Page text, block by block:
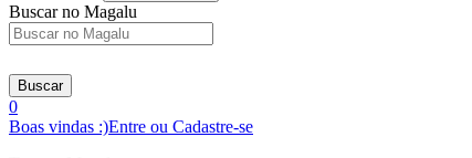
Buscar no Magalu
Buscar
0
Boas vindas :)Entre ou Cadastre-se